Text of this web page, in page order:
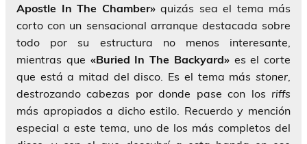
Apostle In The Chamber»quizás sea el tema más
corto con un sensacional arranque destacada sobre
todo por su estructura no menos interesante,
mientras que «Buried In The Backyard»es el corte
que está a mitad del disco. Es el tema más stoner,
destrozando cabezas por donde pase con los riffs
más apropiados a dicho estilo. Recuerdo y mención
especial a este tema, uno de los más completos del